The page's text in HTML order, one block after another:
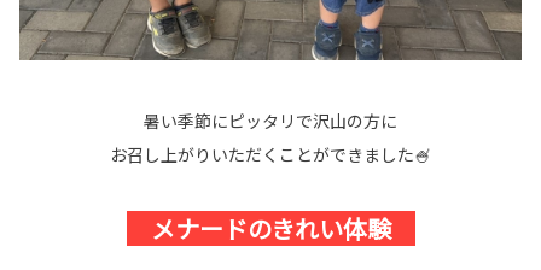
暑い季節にピッタリで沢山の方に
お召し上がりいただくことができました🍧
メナードのきれい体験